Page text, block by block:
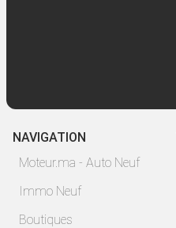
NAVIGATION
Moteur.ma - Auto Neuf
Immo Neuf
Boutiques